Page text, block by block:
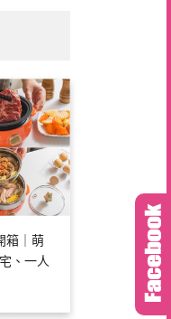
箱｜萌
、一人